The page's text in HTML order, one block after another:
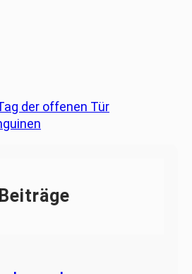
der offenen Tür
Beiträge